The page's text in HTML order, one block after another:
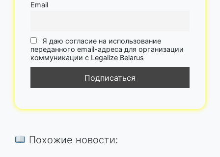
Email
Я даю согласие на использование
переданного email-адреса для организации
коммуникации с Legalize Belarus
Похожие новости: